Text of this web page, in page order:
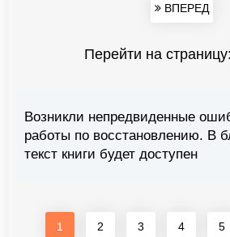
ВПЕРЕД
Перейти на страницу:
Возникли непредвиденные
работы по восстановлению. В
текст книги будет доступен
1 2 3 4 5